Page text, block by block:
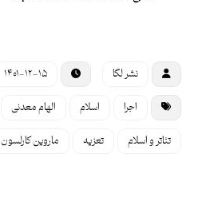
نشر لگا ۱۴۰۱-۱۲-۱۵
اجرا اسلام الهام معدنی
تئاتر و اسلام تعزیه ماروین کارلسون